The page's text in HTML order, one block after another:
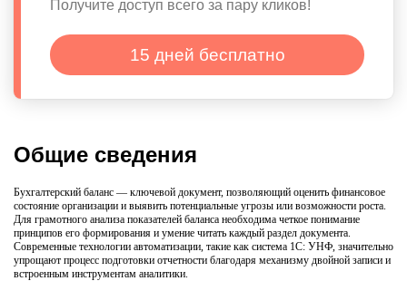
Получите доступ всего за пару кликов!
15 дней бесплатно
Общие сведения
Бухгалтерский баланс — ключевой документ, позволяющий оценить финансовое
состояние организации и выявить потенциальные угрозы или возможности роста.
Для грамотного анализа показателей баланса необходима четкое понимание
принципов его формирования и умение читать каждый раздел документа.
Современные технологии автоматизации, такие как система 1С: УНФ, значительно
упрощают процесс подготовки отчетности благодаря механизму двойной записи и
встроенным инструментам аналитики.